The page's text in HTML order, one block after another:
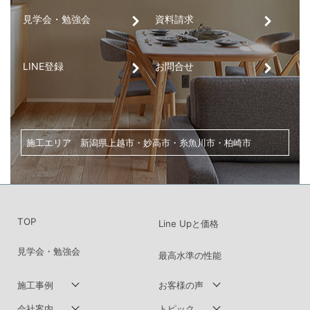
こちらからお気軽にお問い合わせください。
見学会・勉強会 資料請求
LINE登録 お問合せ